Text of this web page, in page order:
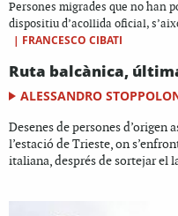
Persones migrades que no han
dispositiu d’acollida oficial,
| FRANCESCO CIBATI
Ruta balcànica,
ALESSANDRO
Desenes de persones d’origen
l’estació de Trieste, on
italiana, després de sortejar el